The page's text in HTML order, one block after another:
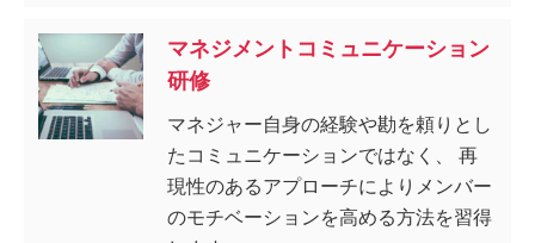
マネジメントコミュニケーション
研修
マネジャー自身の経験や勘を頼りとし
たコミュニケーションではなく、 再
現性のあるアプローチによりメンバー
のモチベーションを高める方法を習得